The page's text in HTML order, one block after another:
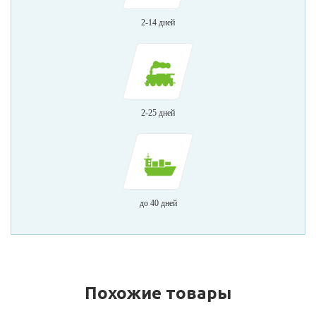
2-14 дней
2-25 дней
до 40 дней
Похожие товары